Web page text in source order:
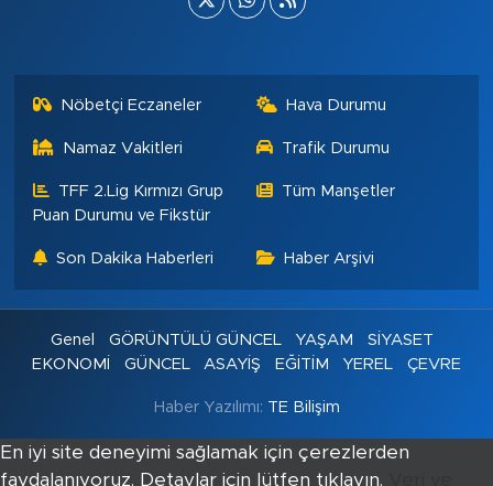
Nöbetçi Eczaneler Hava Durumu
Namaz Vakitleri Trafik Durumu
TFF 2.Lig Kırmızı Grup
Puan Durumu ve Fikstür
Tüm Manşetler
Son Dakika Haberleri Haber Arşivi
Genel GÖRÜNTÜLÜ GÜNCEL YAŞAM
SİYASET
EKONOMİ
GÜNCEL ASAYİŞ EĞİTİM YEREL ÇEVRE
Haber Yazılımı: TE Bilişim
En iyi site deneyimi sağlamak için çerezlerden
faydalanıyoruz. Detaylar için lütfen tıklayın.